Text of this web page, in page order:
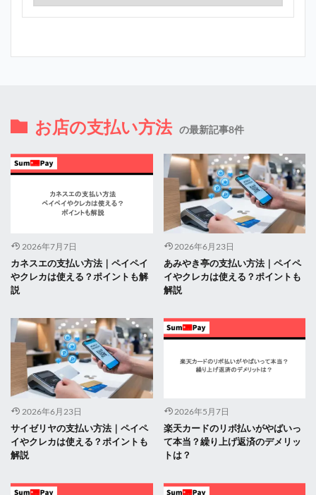
お店の支払い方法 の最新記事8件
2026年7月7日
カネスエの支払い方法｜ペイペイ
やクレカは使える？ポイントも解
説
2026年6月23日
あみやき亭の支払い方法｜ペイペ
イやクレカは使える？ポイントも
解説
2026年6月23日
サイゼリヤの支払い方法｜ペイペ
イやクレカは使える？ポイントも
解説
2026年5月7日
楽天カードのリボ払いがやばいっ
て本当？繰り上げ返済のデメリッ
トは？